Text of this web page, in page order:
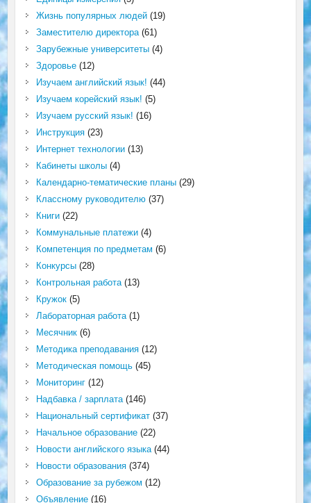
Жизнь популярных людей(19)
Заместителю директора(61)
Зарубежные университеты(4)
Здоровье(12)
Изучаем английский язык! (44)
Изучаем корейский язык! (5)
Изучаем русский язык! (16)
Инструкция(23)
Интернет технологии(13)
Кабинеты школы(4)
Календарно-тематические планы(29)
Классному руководителю(37)
Книги(22)
Коммунальные платежи(4)
Компетенция по предметам (6)
Конкурсы(28)
Контрольная работа(13)
Кружок(5)
Лабораторная работа(1)
Месячник(6)
Методика преподавания(12)
Методическая помощь(45)
Мониторинг(12)
Надбавка / зарплата(146)
Национальный сертификат(37)
Начальное образование(22)
Новости английского языка(44)
Новости образования(374)
Образование за рубежом (12)
Объявление(16)